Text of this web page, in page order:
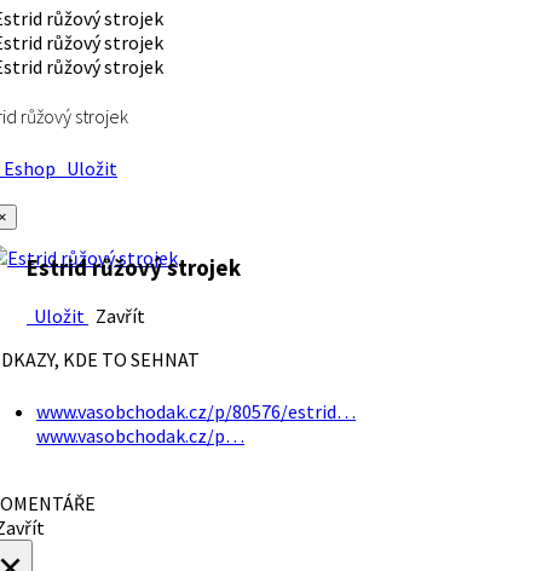
růžový strojek
Uložit
Estrid růžový strojek
Uložit Zavřít
KDE TO SEHNAT
www.vasobchodak.cz/p/80576/estrid…
www.vasobchodak.cz/p…